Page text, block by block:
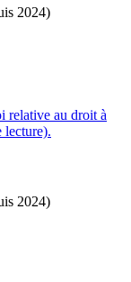
2024)
relative au droit à
lecture).
2024)